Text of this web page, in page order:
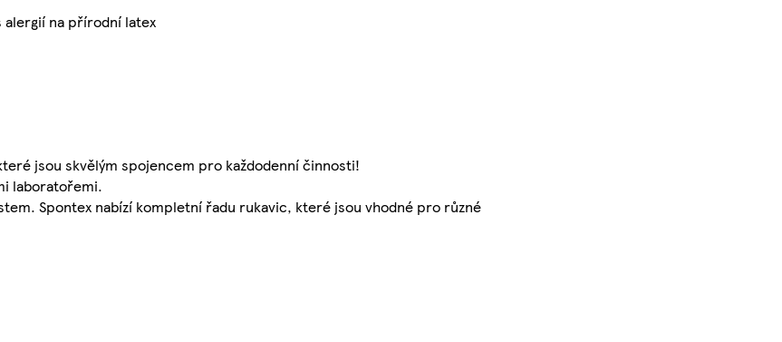
alergií na přírodní latex
jsou skvělým spojencem pro každodenní činnosti!
laboratořemi.
Spontex nabízí kompletní řadu rukavic, které jsou vhodné pro různé